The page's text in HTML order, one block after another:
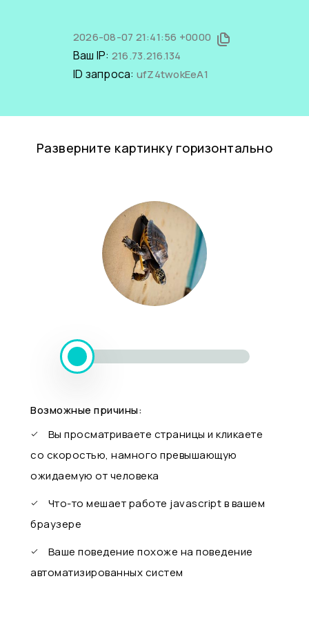
2026-08-07 21:41:56 +0000
Ваш IP: 216.73.216.134
ID запроса: ufZ4twokEeA1
Разверните картинку горизонтально
Возможные причины:
Вы просматриваете страницы и кликаете
со скоростью, намного превышающую
ожидаемую от человека
Что-то мешает работе javascript в вашем
браузере
Ваше поведение похоже на поведение
автоматизированных систем